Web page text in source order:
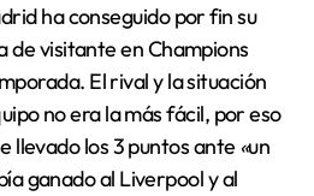
ha conseguido por fin su
de visitante en Champions
El rival y la situación
no era la más fácil, por eso
llevado los 3 puntos ante «un
ganado al Liverpool y al